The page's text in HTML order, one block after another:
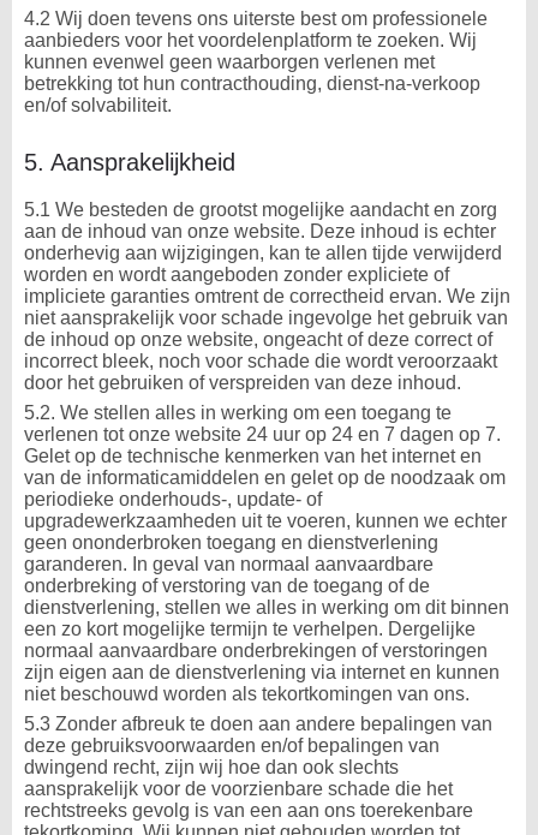
4.2 Wij doen tevens ons uiterste best om professionele
aanbieders voor het voordelenplatform te zoeken. Wij
kunnen evenwel geen waarborgen verlenen met
betrekking tot hun contracthouding, dienst-na-verkoop
en/of solvabiliteit.
5. Aansprakelijkheid
5.1 We besteden de grootst mogelijke aandacht en zorg
aan de inhoud van onze website. Deze inhoud is echter
onderhevig aan wijzigingen, kan te allen tijde verwijderd
worden en wordt aangeboden zonder expliciete of
impliciete garanties omtrent de correctheid ervan. We zijn
niet aansprakelijk voor schade ingevolge het gebruik van
de inhoud op onze website, ongeacht of deze correct of
incorrect bleek, noch voor schade die wordt veroorzaakt
door het gebruiken of verspreiden van deze inhoud.
5.2. We stellen alles in werking om een toegang te
verlenen tot onze website 24 uur op 24 en 7 dagen op 7.
Gelet op de technische kenmerken van het internet en
van de informaticamiddelen en gelet op de noodzaak om
periodieke onderhouds-, update- of
upgradewerkzaamheden uit te voeren, kunnen we echter
geen ononderbroken toegang en dienstverlening
garanderen. In geval van normaal aanvaardbare
onderbreking of verstoring van de toegang of de
dienstverlening, stellen we alles in werking om dit binnen
een zo kort mogelijke termijn te verhelpen. Dergelijke
normaal aanvaardbare onderbrekingen of verstoringen
zijn eigen aan de dienstverlening via internet en kunnen
niet beschouwd worden als tekortkomingen van ons.
5.3 Zonder afbreuk te doen aan andere bepalingen van
deze gebruiksvoorwaarden en/of bepalingen van
dwingend recht, zijn wij hoe dan ook slechts
aansprakelijk voor de voorzienbare schade die het
rechtstreeks gevolg is van een aan ons toerekenbare